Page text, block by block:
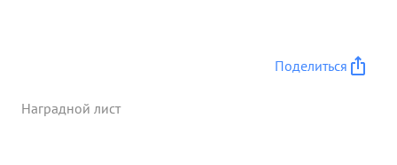
Поделиться
Наградной лист